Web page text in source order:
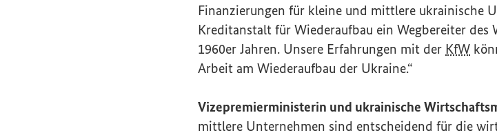
Finanzierungen für kleine und mittlere ukrainische
Kreditanstalt für Wiederaufbau ein Wegbereiter
1960er Jahren. Unsere Erfahrungen mit der KfW
Arbeit am Wiederaufbau der Ukraine.“
Vizepremierministerin und ukrainische
mittlere Unternehmen sind entscheidend für die